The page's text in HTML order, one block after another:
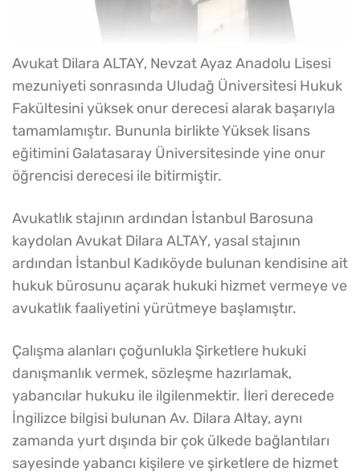
Avukat Dilara ALTAY, Nevzat Ayaz Anadolu Lisesi
mezuniyeti sonrasında Uludağ Üniversitesi Hukuk
Fakültesini yüksek onur derecesi alarak başarıyla
tamamlamıştır. Bununla birlikte Yüksek lisans
eğitimini Galatasaray Üniversitesinde yine onur
öğrencisi derecesi ile bitirmiştir.
Avukatlık stajının ardından İstanbul Barosuna
kaydolan Avukat Dilara ALTAY, yasal stajının
ardından İstanbul Kadıköyde bulunan kendisine ait
hukuk bürosunu açarak hukuki hizmet vermeye ve
avukatlık faaliyetini yürütmeye başlamıştır.
Çalışma alanları çoğunlukla Şirketlere hukuki
danışmanlık vermek, sözleşme hazırlamak,
yabancılar hukuku ile ilgilenmektir. İleri derecede
İngilizce bilgisi bulunan Av. Dilara Altay, aynı
zamanda yurt dışında bir çok ülkede bağlantıları
sayesinde yabancı kişilere ve şirketlere de hizmet